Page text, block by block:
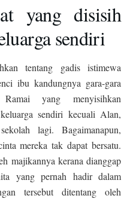
yang disisih
sendiri
tentang gadis istimewa
ibu kandungnya gara-gara
yang menyisihkan
sendiri kecuali Alan,
lagi. Bagaimanapun,
mereka tak dapat bersatu.
majikannya kerana dianggap
yang pernah hadir dalam
tersebut ditentang oleh